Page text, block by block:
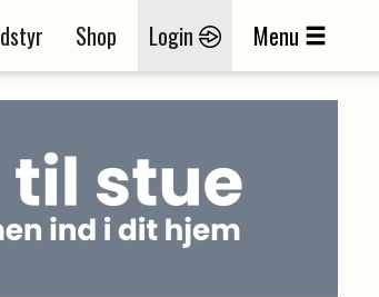
Shop Login Menu